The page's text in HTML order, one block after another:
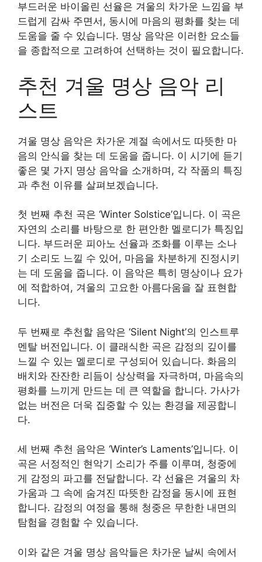
부드러운 바이올린 선율은 겨울의 차가운 느낌을 부
드럽게 감싸 주면서, 동시에 마음의 평화를 찾는 데
도움을 줄 수 있습니다. 명상 음악은 이러한 요소들
을 종합적으로 고려하여 선택하는 것이 필요합니다.
추천 겨울 명상 음악 리
스트
겨울 명상 음악은 차가운 계절 속에서도 따뜻한 마
음의 안식을 찾는 데 도움을 줍니다. 이 시기에 듣기
좋은 몇 가지 명상 음악을 소개하며, 각 작품의 특징
과 추천 이유를 살펴보겠습니다.
첫 번째 추천 곡은 ‘Winter Solstice’입니다. 이 곡은
자연의 소리를 바탕으로 한 편안한 멜로디가 특징입
니다. 부드러운 피아노 선율과 조화를 이루는 소나
기 소리도 느낄 수 있어, 마음을 차분하게 진정시키
는 데 도움을 줍니다. 이 음악은 특히 명상이나 요가
에 적합하여, 겨울의 고요한 아름다움을 잘 표현합
니다.
두 번째로 추천할 음악은 ‘Silent Night’의 인스트루
멘탈 버전입니다. 이 클래식한 곡은 감정의 깊이를
느낄 수 있는 멜로디로 구성되어 있습니다. 화음의
배치와 잔잔한 리듬이 상상력을 자극하며, 마음속의
평화를 느끼게 만드는 데 큰 역할을 합니다. 가사가
없는 버전은 더욱 집중할 수 있는 환경을 제공합니
다.
세 번째 추천 음악은 ‘Winter’s Laments’입니다. 이
곡은 서정적인 현악기 소리가 주를 이루며, 청중에
게 감정의 파고를 전달합니다. 각 선율은 겨울의 차
가움과 그 속에 숨겨진 따뜻한 감정을 동시에 표현
합니다. 감정의 여정을 통해 청중은 무한한 내면의
탐험을 경험할 수 있습니다.
이와 같은 겨울 명상 음악들은 차가운 날씨 속에서